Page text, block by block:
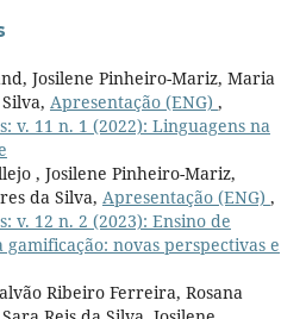
Josilene Pinheiro-Mariz, Maria
Apresentação (ENG) ,
v. 11 n. 1 (2022): Linguagens na
, Josilene Pinheiro-Mariz,
da Silva, Apresentação (ENG) ,
v. 12 n. 2 (2023): Ensino de
novas perspectivas e
Ribeiro Ferreira, Rosana